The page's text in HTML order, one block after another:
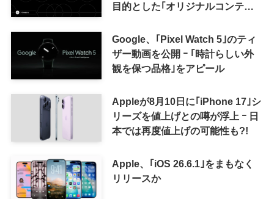
目的とした｢オリジナルコンテン
来の｢収益分配｣は廃止
Google、｢Pixel Watch 5｣のティ
ザー動画を公開 ｰ ｢時計らしい外
観を保つ品格｣をアピール
Appleが8月10日に｢iPhone 17｣シ
リーズを値上げとの噂が浮上 ｰ 日
本では再度値上げの可能性も?!
Apple、｢iOS 26.6.1｣をまもなく
リリースか